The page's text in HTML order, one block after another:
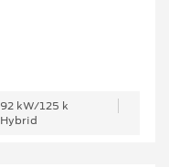
92 kW/125 k
Hybrid